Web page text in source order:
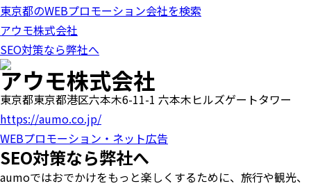
東京都のWEBプロモーション会社を検索
アウモ株式会社
SEO対策なら弊社へ
アウモ株式会社
東京都東京都港区六本木6-11-1 六本木ヒルズゲートタワー
https://aumo.co.jp/
WEBプロモーション・ネット広告
SEO対策なら弊社へ
aumoではおでかけをもっと楽しくするために、旅行や観光、